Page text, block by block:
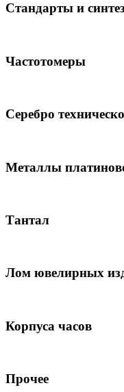
Стандарты и
Частотомеры
Серебро
Металлы
Тантал
Лом ювелирных
Корпуса часов
Прочее